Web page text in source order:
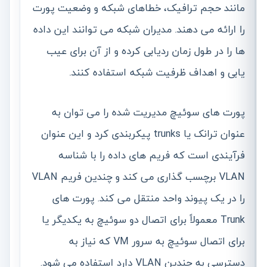
مانند حجم ترافیک، خطاهای شبکه و وضعیت پورت
را ارائه می دهند. مدیران شبکه می توانند این داده
ها را در طول زمان ردیابی کرده و از آن برای عیب
یابی و اهداف ظرفیت شبکه استفاده کنند.
پورت های سوئیچ مدیریت شده را می توان به
عنوان ترانک یا trunks پیکربندی کرد و این عنوان
فرآیندی است که فریم های داده را با شناسه
VLAN برچسب گذاری می کند و چندین فریم VLAN
را در یک پیوند واحد منتقل می کند. پورت های
Trunk معمولاً برای اتصال دو سوئیچ به یکدیگر یا
برای اتصال سوئیچ به سرور VM که نیاز به
دسترسی به چندین VLAN دارد استفاده می شود.